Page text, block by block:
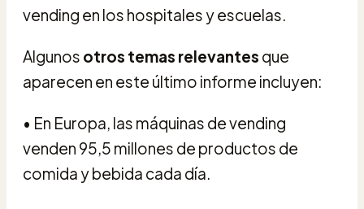
vending en los hospitales y escuelas.
Algunos otros temas relevantes que
aparecen en este último informe incluyen:
• En Europa, las máquinas de vending
venden 95,5 millones de productos de
comida y bebida cada día.